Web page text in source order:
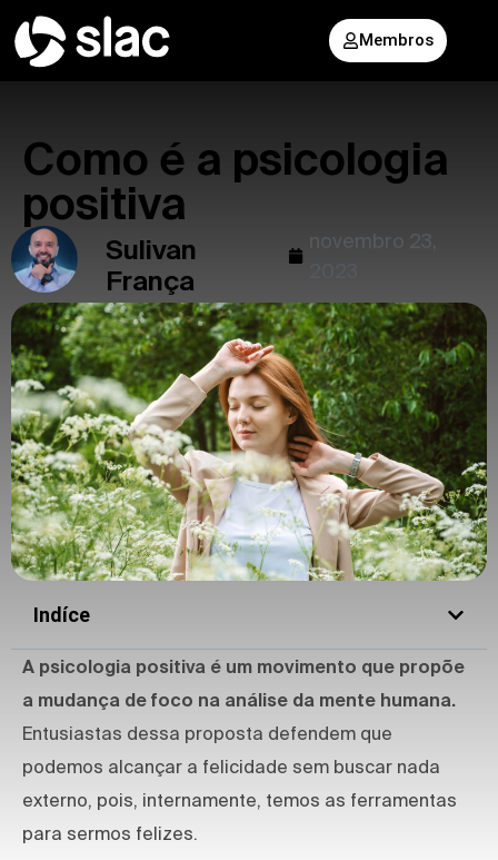
Membros
Como é a psicologia
positiva
Sulivan
França
novembro 23,
Indíce
A psicologia positiva é um movimento que propõe
a mudança de foco na análise da mente humana.
Entusiastas dessa proposta defendem que
podemos alcançar a felicidade sem buscar nada
externo, pois, internamente, temos as ferramentas
para sermos felizes.